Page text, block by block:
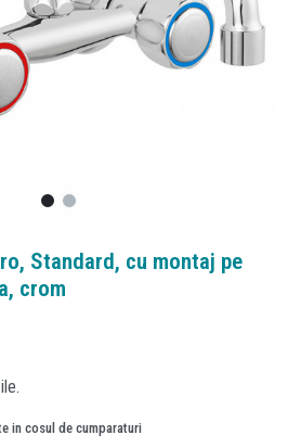
Standard, cu montaj pe
crom
in cosul de cumparaturi